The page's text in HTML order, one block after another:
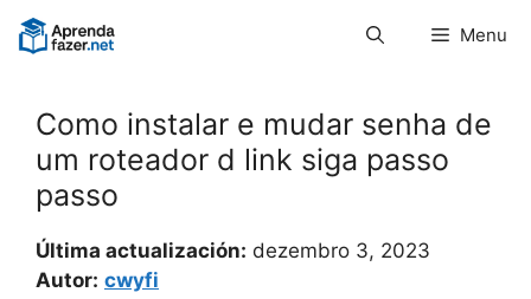
Pular
para
Menu
Como instalar e mudar senha de
um roteador d link siga passo
passo
Última actualización: dezembro 3, 2023
Autor: cwyfi